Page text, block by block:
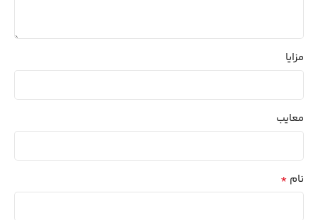
مزایا
معایب
نام *